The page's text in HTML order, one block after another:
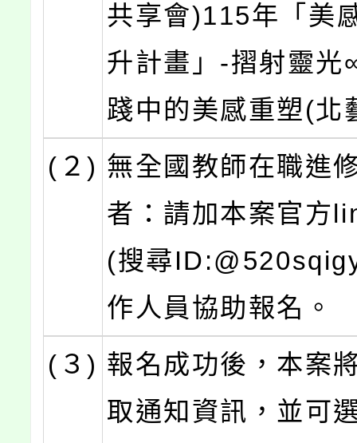
共享會)115年「美
升計畫」-摺射靈光
踐中的美感重塑(北
(２) 無全國教師在職進
者：請加本案官方
(搜尋
作人員協助報名。
(３) 報名成功後，本案
取通知資訊，並可